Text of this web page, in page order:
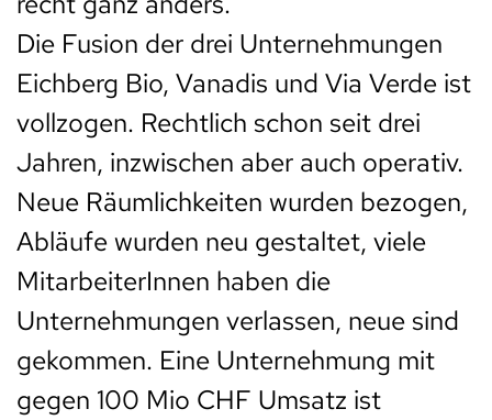
Die Fusion der drei Unternehmungen
Eichberg Bio, Vanadis und Via Verde ist
vollzogen. Rechtlich schon seit drei
Jahren, inzwischen aber auch operativ.
Neue Räumlichkeiten wurden bezogen,
Abläufe wurden neu gestaltet, viele
MitarbeiterInnen haben die
Unternehmungen verlassen, neue sind
gekommen. Eine Unternehmung mit
gegen 100 Mio CHF Umsatz ist